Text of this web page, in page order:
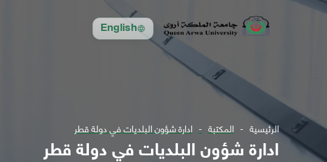
English
الرئيسية المكتبة ادارة شؤون البلديات في دولة قطر
ادارة شؤون البلديات في دولة قطر